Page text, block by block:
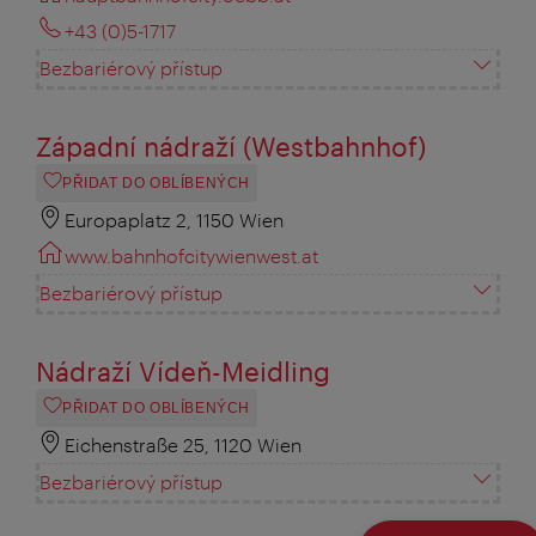
+43 (0)5-1717
Bezbariérový přístup
Západní nádraží (Westbahnhof)
PŘIDAT DO OBLÍBENÝCH
Europaplatz 2, 1150 Wien
www.bahnhofcitywienwest.at
Bezbariérový přístup
Nádraží Vídeň-Meidling
PŘIDAT DO OBLÍBENÝCH
Eichenstraße 25, 1120 Wien
Bezbariérový přístup